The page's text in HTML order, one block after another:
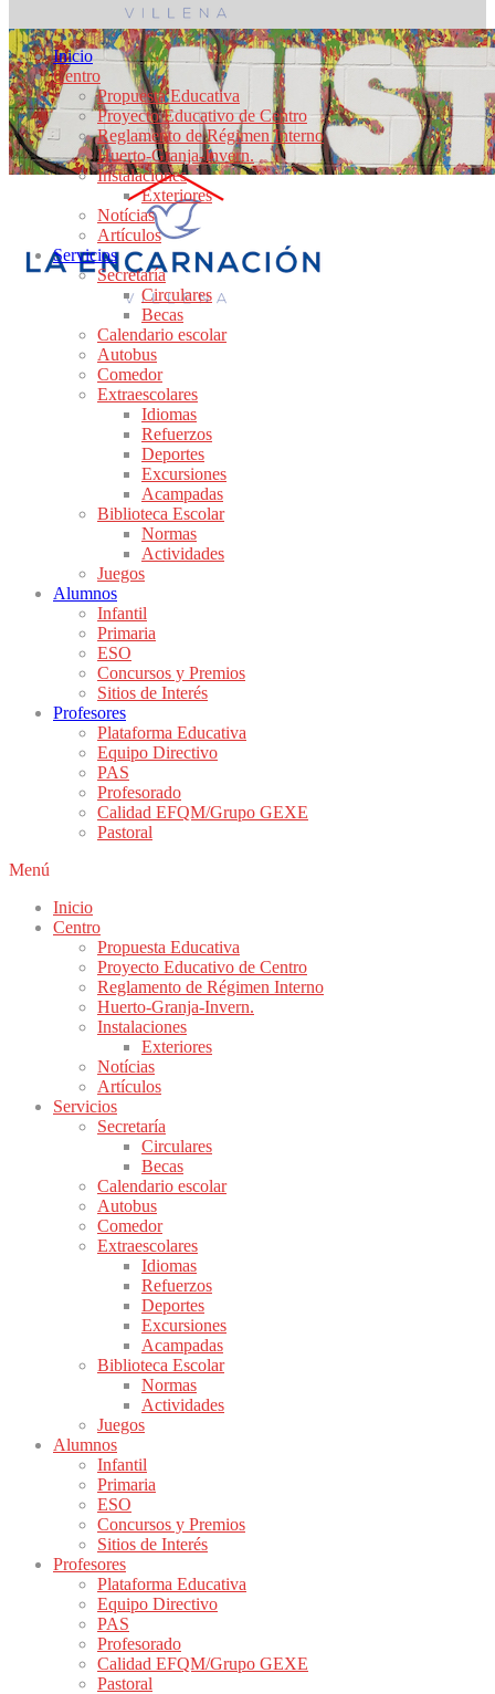
Inicio
Centro
Propuesta Educativa
Proyecto Educativo de Centro
Reglamento de Régimen Interno
Huerto-Granja-Invern.
Instalaciones
Exteriores
Notícias
Artículos
Servicios
Secretaría
Circulares
Becas
Calendario escolar
Autobus
Comedor
Extraescolares
Idiomas
Refuerzos
Deportes
Excursiones
Acampadas
Biblioteca Escolar
Normas
Actividades
Juegos
Alumnos
Infantil
Primaria
ESO
Concursos y Premios
Sitios de Interés
Profesores
Plataforma Educativa
Equipo Directivo
PAS
Profesorado
Calidad EFQM/Grupo GEXE
Pastoral
Menú
Inicio
Centro
Propuesta Educativa
Proyecto Educativo de Centro
Reglamento de Régimen Interno
Huerto-Granja-Invern.
Instalaciones
Exteriores
Notícias
Artículos
Servicios
Secretaría
Circulares
Becas
Calendario escolar
Autobus
Comedor
Extraescolares
Idiomas
Refuerzos
Deportes
Excursiones
Acampadas
Biblioteca Escolar
Normas
Actividades
Juegos
Alumnos
Infantil
Primaria
ESO
Concursos y Premios
Sitios de Interés
Profesores
Plataforma Educativa
Equipo Directivo
PAS
Profesorado
Calidad EFQM/Grupo GEXE
Pastoral